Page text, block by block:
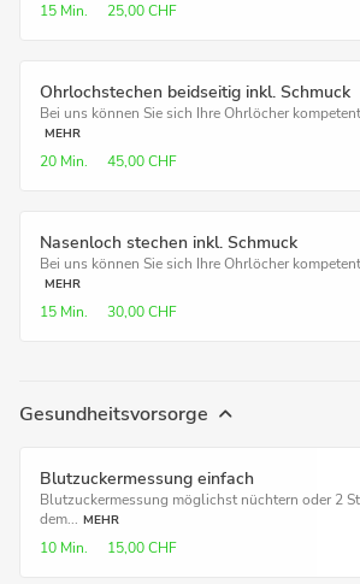
15 Min. 25,00 CHF
Ohrlochstechen beidseitig inkl. Schmuck
Bei uns können Sie sich Ihre Ohrlöcher
MEHR
20 Min. 45,00 CHF
Nasenloch stechen inkl. Schmuck
Bei uns können Sie sich Ihre Ohrlöcher
MEHR
15 Min. 30,00 CHF
Gesundheitsvorsorge
Blutzuckermessung einfach
Blutzuckermessung möglichst nüchtern oder 2
dem... MEHR
10 Min. 15,00 CHF